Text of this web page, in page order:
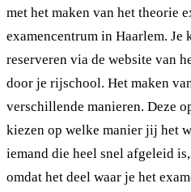
met het maken van het theorie
examencentrum in Haarlem. Je
reserveren via de website van
door je rijschool. Het maken
verschillende manieren. Deze
kiezen op welke manier jij het
iemand die heel snel afgeleid
omdat het deel waar je het